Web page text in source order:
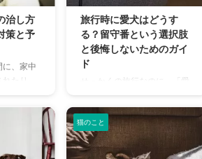
治し方
策と予
に、家中
たり、
、窓をカ
いた
は、もし
症と
旅行時に愛犬はどうす
る？留守番という選択肢
と後悔しないためのガイ
ド
せっかくの旅行なのに、「愛
犬をどうしよう…」と悩んで
いませんか？大切な家族の一
員である愛犬を置いていくの
は心苦しいですし、一緒に連
れて行くにも何かと準備が必
猫のこと